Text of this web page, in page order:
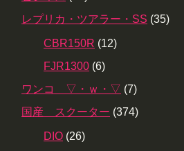
レプリカ・ツアラー・SS (35)
CBR150R (12)
FJR1300 (6)
ワンコ ▽・ｗ・▽ (7)
国産 スクーター (374)
DIO (26)